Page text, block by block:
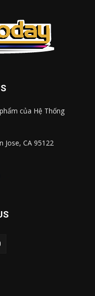
của Hệ Thống
Jose, CA 95122